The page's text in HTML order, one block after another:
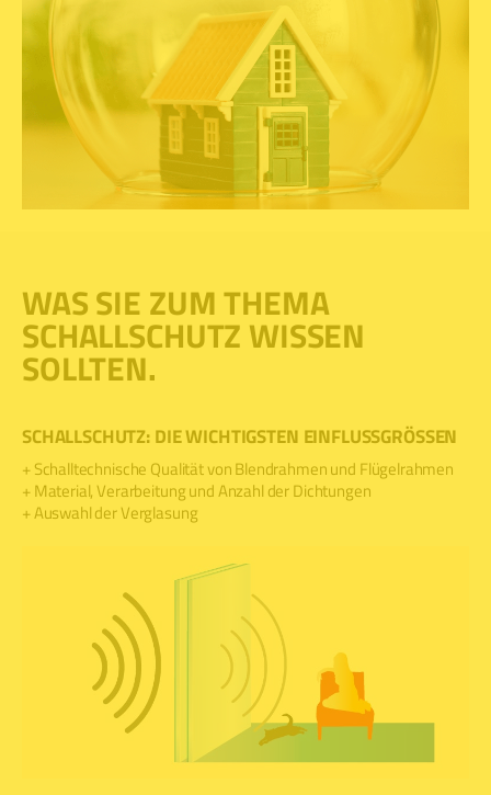
WAS SIE ZUM THEMA
SCHALLSCHUTZ WISSEN
SOLLTEN.
SCHALLSCHUTZ: DIE WICHTIGSTEN EINFLUSSGRÖSSEN
+ Schalltechnische Qualität von Blendrahmen und Flügelrahmen
+ Material, Verarbeitung und Anzahl der Dichtungen
+ Auswahl der Verglasung